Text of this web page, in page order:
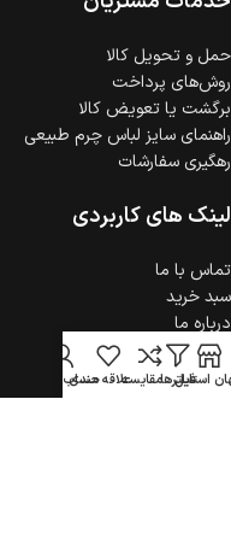
حمل‌ و تحویل کالا
روش‌های پرداخت
برگشت یا تعویض کالا
راهنمای سایز لباس چرم طبیعی
رهگیری سفارشات
لینک های کاربردی
تماس با ما
سبد خرید
درباره ما
حریم خصوصی
ثبت شکایت
استایل
فیلترهامقایسهعلاقه مندیحساب کاربری